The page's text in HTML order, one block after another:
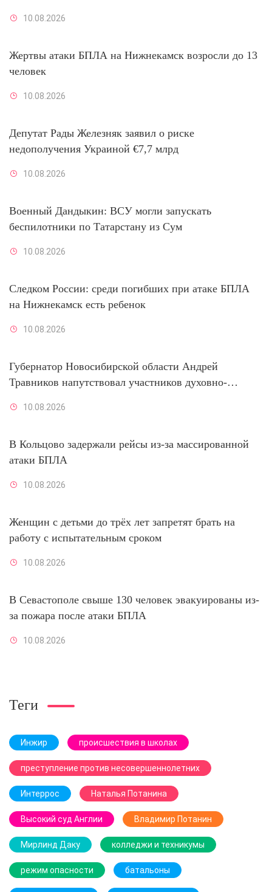
10.08.2026
Жертвы атаки БПЛА на Нижнекамск возросли до 13
человек
10.08.2026
Депутат Рады Железняк заявил о риске
недополучения Украиной €7,7 млрд
10.08.2026
Военный Дандыкин: ВСУ могли запускать
беспилотники по Татарстану из Сум
10.08.2026
Следком России: среди погибших при атаке БПЛА
на Нижнекамск есть ребенок
10.08.2026
Губернатор Новосибирской области Андрей
Травников напутствовал участников духовно-
апостол Андрей Первозванный»»
10.08.2026
В Кольцово задержали рейсы из-за массированной
атаки БПЛА
10.08.2026
Женщин с детьми до трёх лет запретят брать на
работу с испытательным сроком
10.08.2026
В Севастополе свыше 130 человек эвакуированы из-
за пожара после атаки БПЛА
10.08.2026
Теги
Инжир происшествия в школах
преступление против несовершеннолетних
Интеррос Наталья Потанина
Высокий суд Англии Владимир Потанин
Мирлинд Даку колледжи и техникумы
режим опасности батальоны